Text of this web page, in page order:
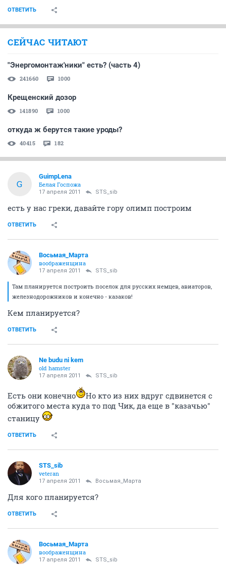
ОТВЕТИТЬ
СЕЙЧАС ЧИТАЮТ
"Энергомонтаж'ники" есть? (часть 4)
241660 1000
Крещенский дозор
141890 1000
откуда ж берутся такие уроды?
40415 182
G
GuimpLena
Белая Госпожа
17 апреля 2011 STS_sib
есть у нас греки, давайте гору олимп построим
ОТВЕТИТЬ
Восьмая_Марта
воображенщина
17 апреля 2011 STS_sib
Там планируется построить поселок для русских немцев, авиаторов,
железнодорожников и конечно - казаков!
Кем планируется?
ОТВЕТИТЬ
Ne budu ni kem
old hamster
17 апреля 2011 STS_sib
Есть они конечно
Но кто из них вдруг сдвинется с
обжитого места куда то под Чик, да еще в "казачью"
станицу
ОТВЕТИТЬ
STS_sib
veteran
17 апреля 2011 Восьмая_Марта
Для кого планируется?
ОТВЕТИТЬ
Восьмая_Марта
воображенщина
17 апреля 2011 STS_sib